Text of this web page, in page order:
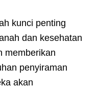
kunci penting
dan kesehatan
memberikan
penyiraman
akan